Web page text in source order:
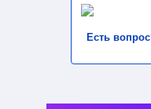
Есть